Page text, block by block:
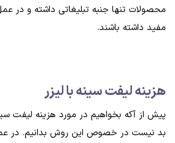
محصولات تنها جنبه تبلیغاتی داشته و در
مفید داشته باشند.
هزينه ليفت سينه با ليزر
پیش از آکه بخواهیم در مورد هزینه لیفت
بد نیست در خصوص این روش بدانیم. در